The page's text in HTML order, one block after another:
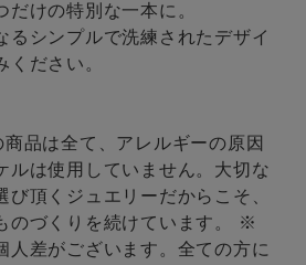
だけの特別な一本に。
るシンプルで洗練されたデザイ
ください。
品は全て、アレルギーの原因
ルは使用していません。大切な
び頂くジュエリーだからこそ、
のづくりを続けています。 ※
人差がございます。全ての方に